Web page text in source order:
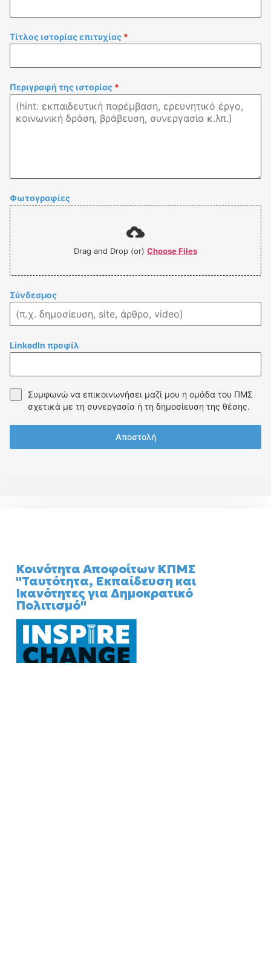
Τίτλος ιστορίας επιτυχίας *
Περιγραφή της ιστορίας *
Φωτογραφίες
Drag and Drop (or) Choose Files
Σύνδεσμος
LinkedIn προφίλ
Συμφωνώ να επικοινωνήσει μαζί μου η ομάδα του ΠΜΣ
σχετικά με τη συνεργασία ή τη δημοσίευση της θέσης.
Αποστολή
Κοινότητα Αποφοίτων ΚΠΜΣ
"Ταυτότητα, Εκπαίδευση και
Ικανότητες για Δημοκρατικό
Πολιτισμό"